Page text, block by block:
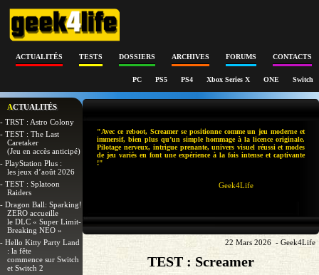
ACTUALITÉS TESTS DOSSIERS ARCHIVES FORUMS CONTACTS
PC PS5 PS4 Xbox Series X ONE Switch
ACTUALITÉS
- TRST : Astro Colony
- TEST : The Last
Caretaker
(Jeu en accès anticipé)
- PlayStation Plus :
les jeux d’août 2026
- TEST : Splatoon
Raiders
- Dragon Ball: Sparking!
ZERO accueille
le DLC « Super Limit-
Breaking NEO »
- Hello Kitty Party Land
: la fête
commence sur Switch
et Switch 2
"Avec ce reboot, Screamer se positionne comme un jeu moderne et
immersif, bien plus qu’un simple hommage à la licence originale.
Pilotage nerveux, intrigue prenante, univers visuel réussi et modes
de jeu variés en font une expérience à la fois intense et captivante
!"
Geek4Life
22 Mars 2026 - Geek4Life
TEST : Screamer